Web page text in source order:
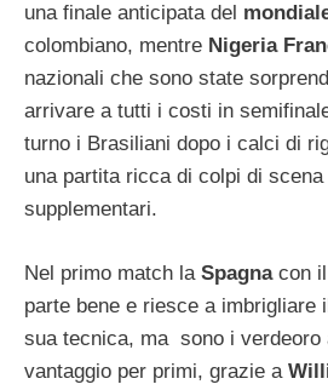
una finale anticipata del
colombiano, mentre Nigeria
nazionali che sono state
arrivare a tutti i costi in
turno i Brasiliani dopo i calci di
una partita ricca di colpi di
supplementari.
Nel primo match la Spagnacon il
parte bene e riesce a imbrigliare
sua tecnica, ma sono i verdeoro
vantaggio per primi, grazie a